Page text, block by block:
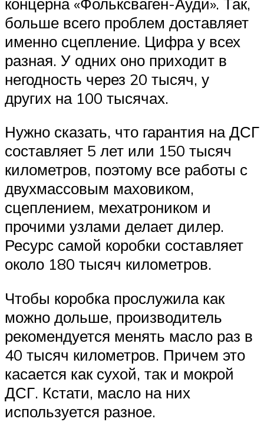
Меню
больше всего проблем доставляет
именно сцепление. Цифра у всех
разная. У одних оно приходит в
негодность через 20 тысяч, у
других на 100 тысячах.
Нужно сказать, что гарантия на ДСГ
составляет 5 лет или 150 тысяч
километров, поэтому все работы с
двухмассовым маховиком,
сцеплением, мехатроником и
прочими узлами делает дилер.
Ресурс самой коробки составляет
около 180 тысяч километров.
Чтобы коробка прослужила как
можно дольше, производитель
рекомендуется менять масло раз в
40 тысяч километров. Причем это
касается как сухой, так и мокрой
ДСГ. Кстати, масло на них
используется разное.